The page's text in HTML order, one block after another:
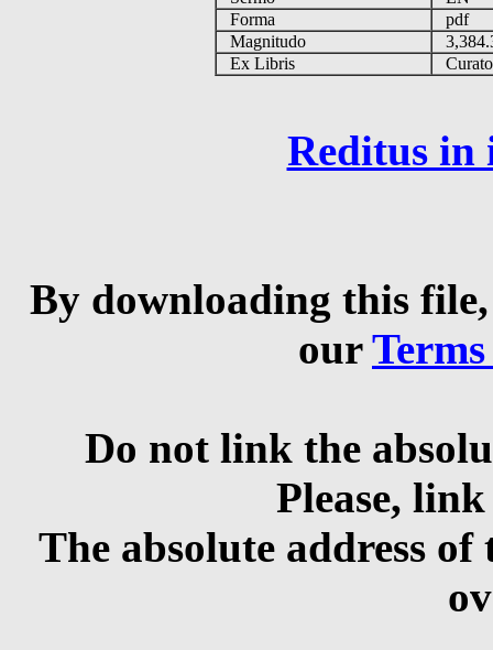
Forma
pdf
Magnitudo
Ex Libris
Reditus in
By downloading this
our
Do not link the
Please,
The absolute address